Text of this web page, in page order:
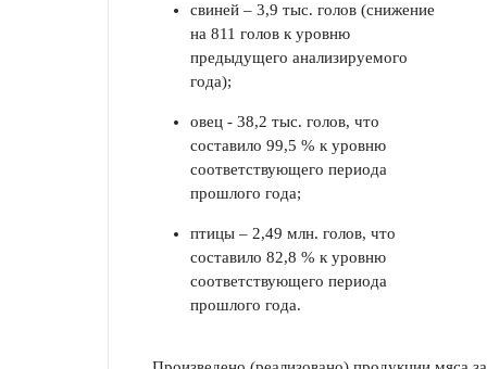
свиней – 3,9 тыс. голов (снижение
на 811 голов к уровню
предыдущего анализируемого
года);
овец - 38,2 тыс. голов, что
составило 99,5 % к уровню
соответствующего периода
прошлого года;
птицы – 2,49 млн. голов, что
составило 82,8 % к уровню
соответствующего периода
прошлого года.